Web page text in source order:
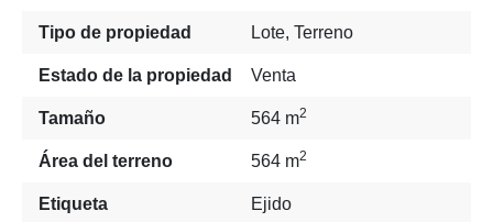
Tipo de propiedad Lote, Terreno
Estado de la propiedad Venta
Tamaño 564 m2
Área del terreno 564 m2
Etiqueta Ejido